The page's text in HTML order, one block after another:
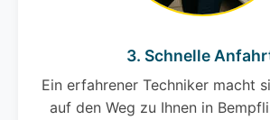
3. Schnelle
Ein erfahrener Techniker macht
auf den Weg zu Ihnen in